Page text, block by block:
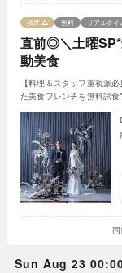
直前◎＼土曜
動美食
残席 無料 リアルタイ
【料理＆スタッフ重視派
た美食フレンチを無料試
Sun Aug 23